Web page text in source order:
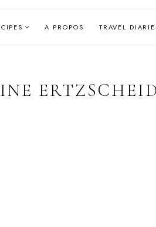
A PROPOS TRAVEL
ERTZSCHEID